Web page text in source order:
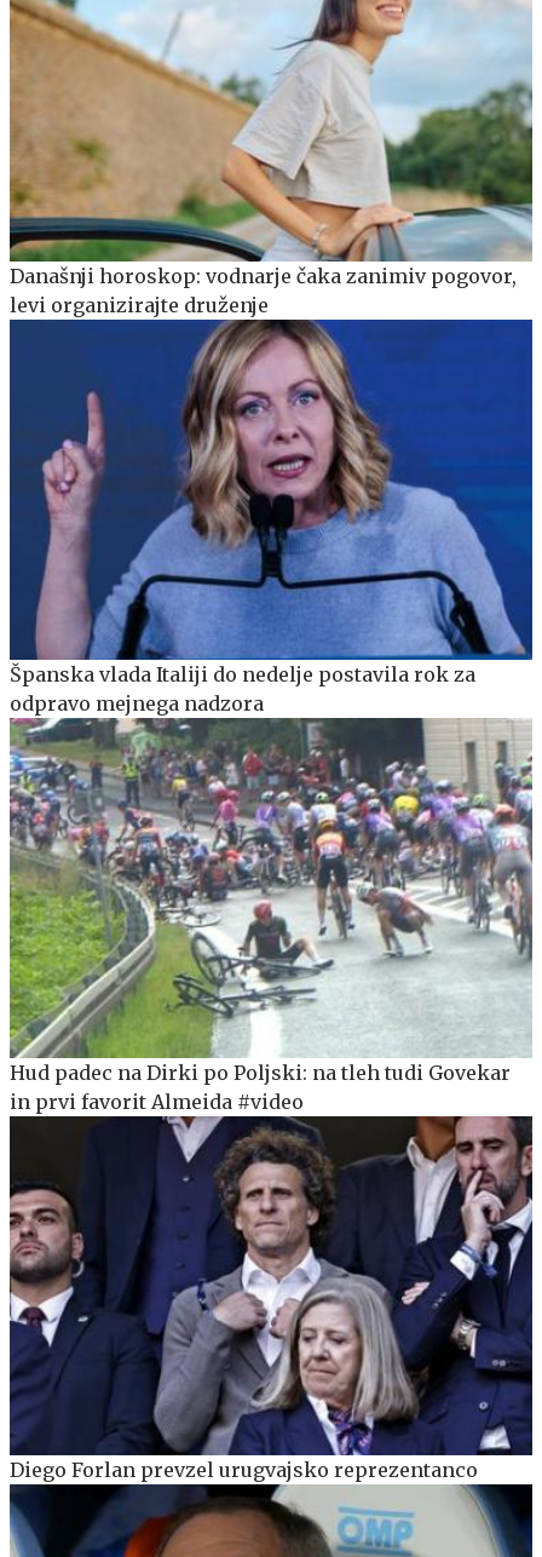
Današnji horoskop: vodnarje čaka zanimiv pogovor,
levi organizirajte druženje
Španska vlada Italiji do nedelje postavila rok za
odpravo mejnega nadzora
Hud padec na Dirki po Poljski: na tleh tudi Govekar
in prvi favorit Almeida #video
Diego Forlan prevzel urugvajsko reprezentanco